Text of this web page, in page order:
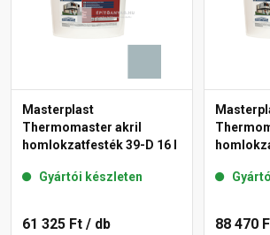
Masterplast
Thermomaster akril
homlokzatfesték 39-D 16 l
Gyártói készleten
61 325 Ft / db 88 470